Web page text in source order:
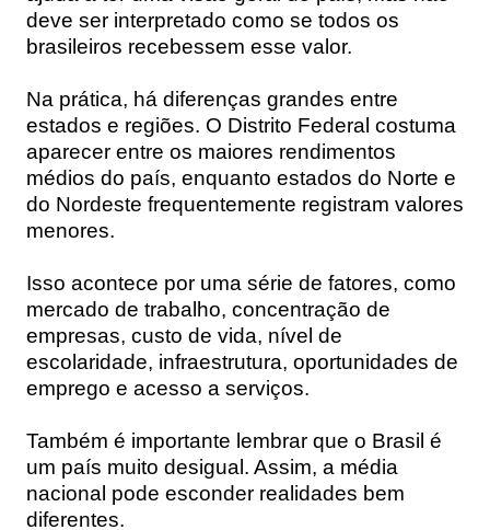
deve ser interpretado como se todos os
brasileiros recebessem esse valor.
Na prática, há diferenças grandes entre
estados e regiões. O Distrito Federal costuma
aparecer entre os maiores rendimentos
médios do país, enquanto estados do Norte e
do Nordeste frequentemente registram valores
menores.
Isso acontece por uma série de fatores, como
mercado de trabalho, concentração de
empresas, custo de vida, nível de
escolaridade, infraestrutura, oportunidades de
emprego e acesso a serviços.
Também é importante lembrar que o Brasil é
um país muito desigual. Assim, a média
nacional pode esconder realidades bem
diferentes.